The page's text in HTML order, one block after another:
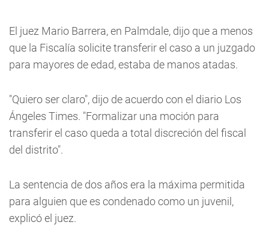
El juez Mario Barrera, en Palmdale, dijo que a menos
que la Fiscalía solicite transferir el caso a un juzgado
para mayores de edad, estaba de manos atadas.
"Quiero ser claro", dijo de acuerdo con el diario Los
Ángeles Times. "Formalizar una moción para
transferir el caso queda a total discreción del fiscal
del distrito".
La sentencia de dos años era la máxima permitida
para alguien que es condenado como un juvenil,
explicó el juez.